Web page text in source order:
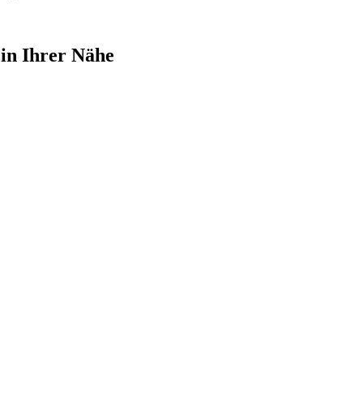
Ihrer Nähe